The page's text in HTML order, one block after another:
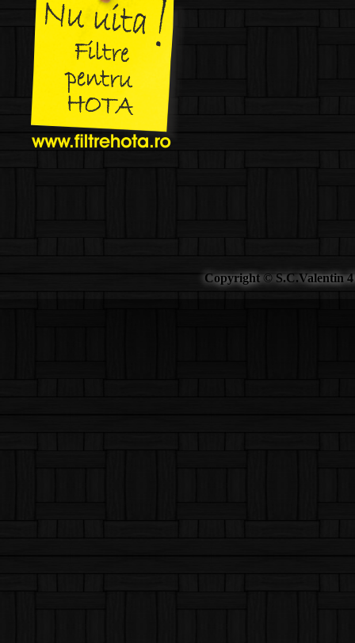
Copyright © S.C.Valentin